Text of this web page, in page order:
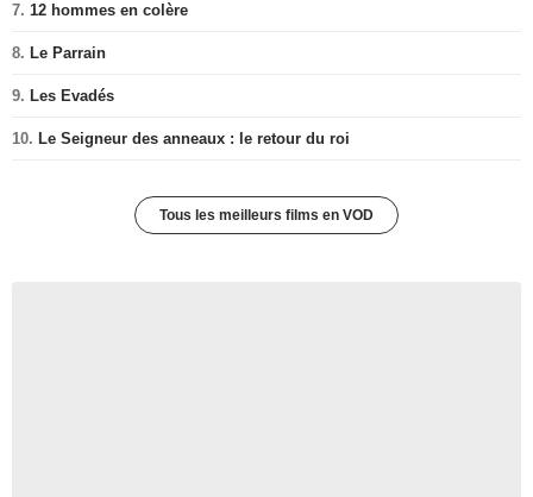
7. 12 hommes en colère
8. Le Parrain
9. Les Evadés
10. Le Seigneur des anneaux : le retour du roi
Tous les meilleurs films en VOD